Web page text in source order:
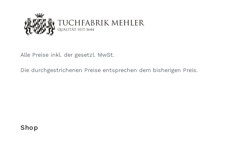
Alle Preise inkl. der gesetzl. MwSt.
Die durchgestrichenen Preise entsprechen dem bisherigen Preis.
Shop